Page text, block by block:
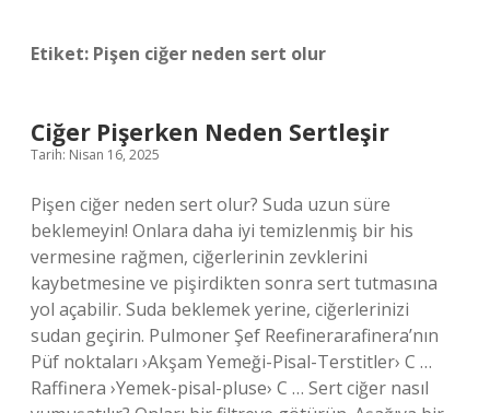
Etiket: Pişen ciğer neden sert olur
Ciğer Pişerken Neden Sertleşir
Tarih: Nisan 16, 2025
Pişen ciğer neden sert olur? Suda uzun süre
beklemeyin! Onlara daha iyi temizlenmiş bir his
vermesine rağmen, ciğerlerinin zevklerini
kaybetmesine ve pişirdikten sonra sert tutmasına
yol açabilir. Suda beklemek yerine, ciğerlerinizi
sudan geçirin. Pulmoner Şef Reefinerarafinera’nın
Püf noktaları ›Akşam Yemeği-Pisal-Terstitler› C …
Raffinera ›Yemek-pisal-pluse› C … Sert ciğer nasıl